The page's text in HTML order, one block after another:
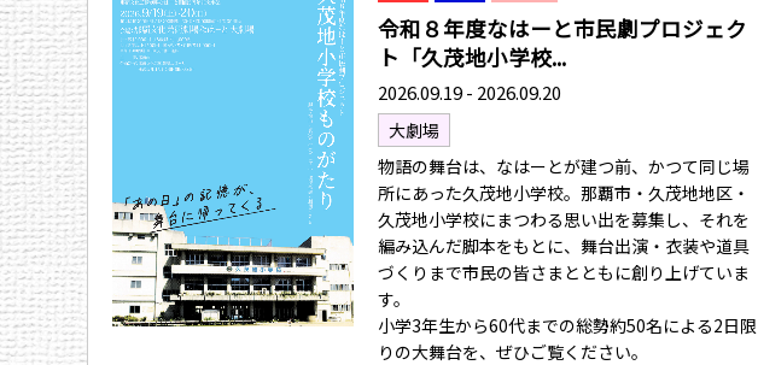
令和８年度なはーと市民劇プロジェク
ト「久茂地小学校...
2026.09.19 - 2026.09.20
大劇場
物語の舞台は、なはーとが建つ前、かつて同じ場
所にあった久茂地小学校。那覇市・久茂地地区・
久茂地小学校にまつわる思い出を募集し、それを
編み込んだ脚本をもとに、舞台出演・衣装や道具
づくりまで市民の皆さまとともに創り上げていま
す。
小学3年生から60代までの総勢約50名による2日限
りの大舞台を、ぜひご覧ください。